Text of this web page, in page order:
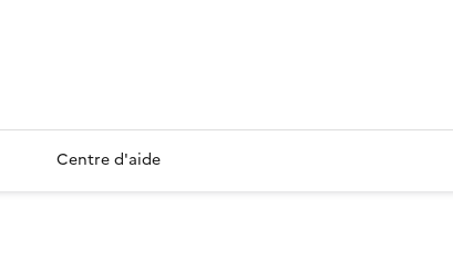
Centre d'aide